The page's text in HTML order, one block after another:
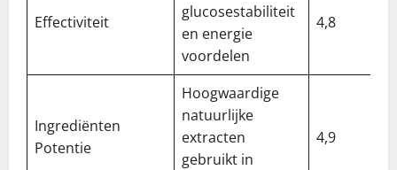
Effectiviteit
glucosestabiliteit
en energie
voordelen
4,8
Ingrediënten
Potentie
Hoogwaardige
natuurlijke
extracten
gebruikt in
4,9